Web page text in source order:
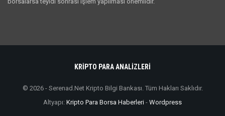
KRİPTO PARA ANALİZLERİ
© 2026 - Serenad.Net Kripto Bilgi Bankası. Tüm Hakları Saklıdır.
Altyapı: Kripto Para Borsa Haberleri - Wordpress